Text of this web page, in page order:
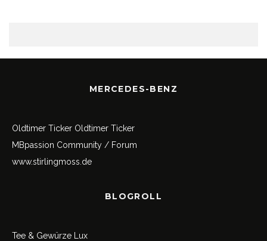
MERCEDES-BENZ
Oldtimer Ticker Oldtimer Ticker
MBpassion Community / Forum
www.stirlingmoss.de
BLOGROLL
Tee & Gewürze Lux